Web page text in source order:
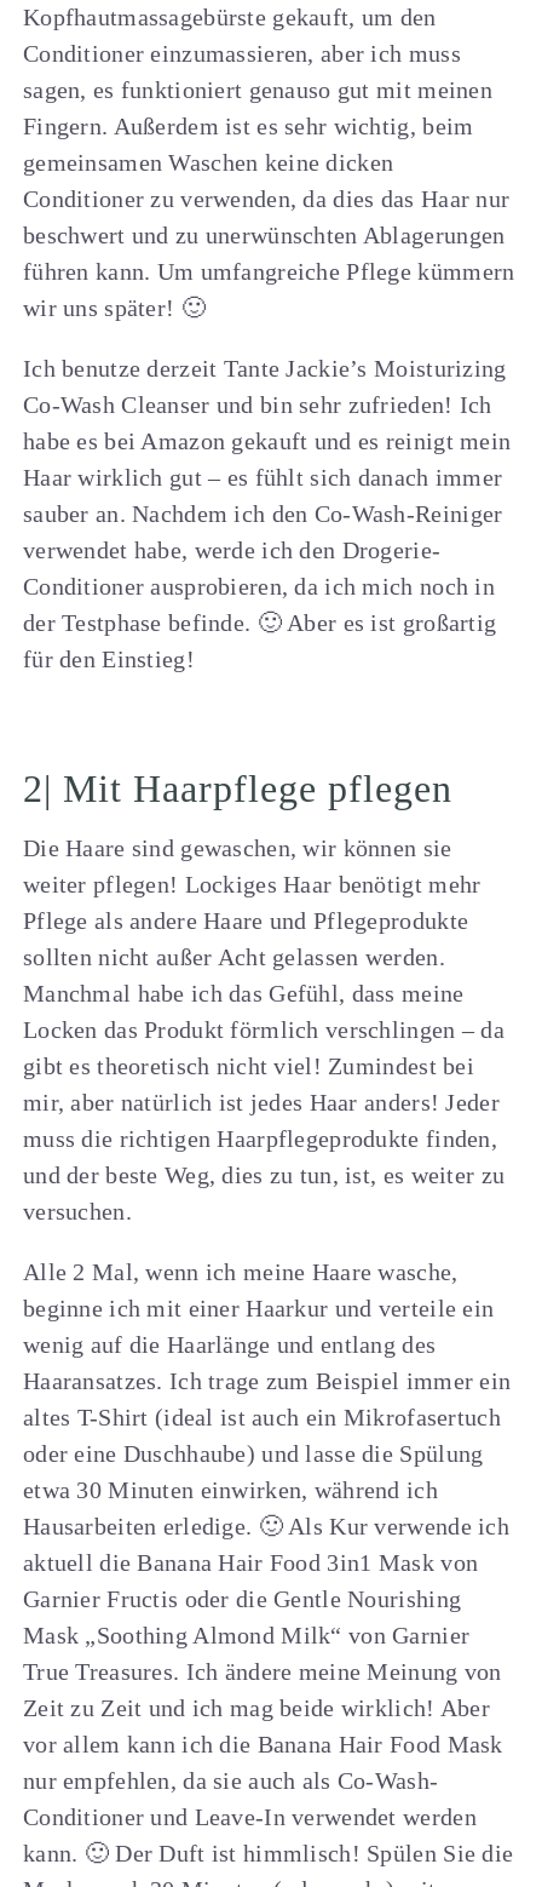
Kopfhautmassagebürste gekauft, um den
Conditioner einzumassieren, aber ich muss
sagen, es funktioniert genauso gut mit meinen
Fingern. Außerdem ist es sehr wichtig, beim
gemeinsamen Waschen keine dicken
Conditioner zu verwenden, da dies das Haar nur
beschwert und zu unerwünschten Ablagerungen
führen kann. Um umfangreiche Pflege kümmern
wir uns später! 🙂
Ich benutze derzeit Tante Jackie’s Moisturizing
Co-Wash Cleanser und bin sehr zufrieden! Ich
habe es bei Amazon gekauft und es reinigt mein
Haar wirklich gut – es fühlt sich danach immer
sauber an. Nachdem ich den Co-Wash-Reiniger
verwendet habe, werde ich den Drogerie-
Conditioner ausprobieren, da ich mich noch in
der Testphase befinde. 🙂 Aber es ist großartig
für den Einstieg!
2| Mit Haarpflege pflegen
Die Haare sind gewaschen, wir können sie
weiter pflegen! Lockiges Haar benötigt mehr
Pflege als andere Haare und Pflegeprodukte
sollten nicht außer Acht gelassen werden.
Manchmal habe ich das Gefühl, dass meine
Locken das Produkt förmlich verschlingen – da
gibt es theoretisch nicht viel! Zumindest bei
mir, aber natürlich ist jedes Haar anders! Jeder
muss die richtigen Haarpflegeprodukte finden,
und der beste Weg, dies zu tun, ist, es weiter zu
versuchen.
Alle 2 Mal, wenn ich meine Haare wasche,
beginne ich mit einer Haarkur und verteile ein
wenig auf die Haarlänge und entlang des
Haaransatzes. Ich trage zum Beispiel immer ein
altes T-Shirt (ideal ist auch ein Mikrofasertuch
oder eine Duschhaube) und lasse die Spülung
etwa 30 Minuten einwirken, während ich
Hausarbeiten erledige. 🙂 Als Kur verwende ich
aktuell die Banana Hair Food 3in1 Mask von
Garnier Fructis oder die Gentle Nourishing
Mask „Soothing Almond Milk“ von Garnier
True Treasures. Ich ändere meine Meinung von
Zeit zu Zeit und ich mag beide wirklich! Aber
vor allem kann ich die Banana Hair Food Mask
nur empfehlen, da sie auch als Co-Wash-
Conditioner und Leave-In verwendet werden
kann. 🙂 Der Duft ist himmlisch! Spülen Sie die